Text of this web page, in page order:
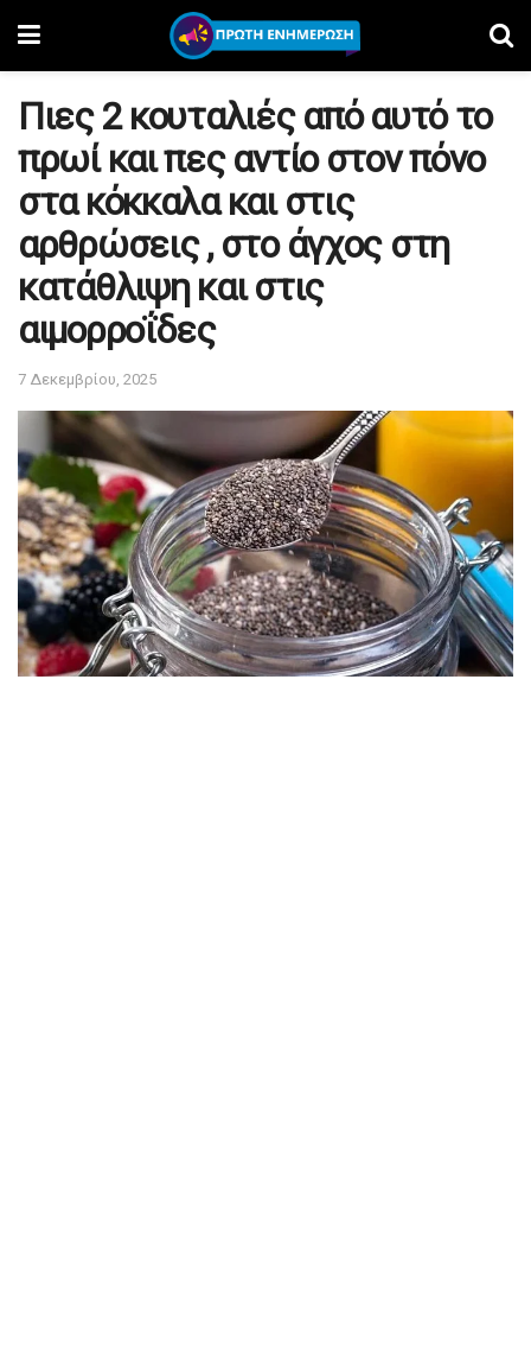
Πιες 2 κουταλιές από αυτό το
πρωί και πες αντίο στον πόνο
στα κόκκαλα και στις
αρθρώσεις , στο άγχος στη
κατάθλιψη και στις
αιμορροΐδες
7 Δεκεμβρίου, 2025